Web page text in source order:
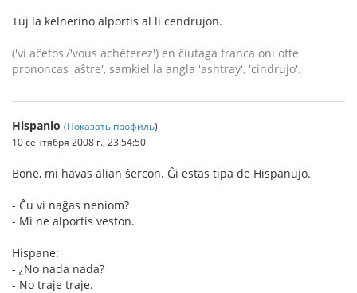
Tuj la kelnerino alportis al li cendrujon.
('vi aĉetos'/'vous achèterez') en ĉiutaga franca oni ofte
prononcas 'aŝtre', samkiel la angla 'ashtray', 'cindrujo'.
Hispanio (Показать профиль)
10 сентября 2008 г., 23:54:50
Bone, mi havas alian ŝercon. Ĝi estas tipa de Hispanujo.
- Ĉu vi naĝas neniom?
- Mi ne alportis veston.
Hispane:
- ¿No nada nada?
- No traje traje.